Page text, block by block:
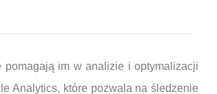
im w analizie i optymalizacji
Analytics, które pozwala na śledzenie